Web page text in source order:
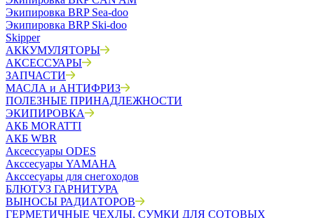
Экипировка BRP Sea-doo
Экипировка BRP Ski-doo
Skipper
АККУМУЛЯТОРЫ
АКСЕССУАРЫ
ЗАПЧАСТИ
МАСЛА и АНТИФРИЗ
ПОЛЕЗНЫЕ ПРИНАДЛЕЖНОСТИ
ЭКИПИРОВКА
АКБ MORATTI
АКБ WBR
Аксессуары ODES
Акссесуары YAMAHA
Акссесуары для снегоходов
БЛЮТУЗ ГАРНИТУРА
ВЫНОСЫ РАДИАТОРОВ
ГЕРМЕТИЧНЫЕ ЧЕХЛЫ, СУМКИ ДЛЯ СОТОВЫХ